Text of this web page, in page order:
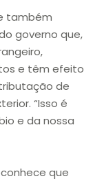
também
governo que,
e têm efeito
de
“Isso é
e da nossa
que